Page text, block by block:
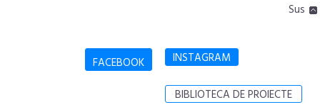
Sus
FACEBOOK INSTAGRAM
BIBLIOTECA DE PROIECTE